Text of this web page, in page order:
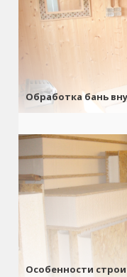
Обработка бань
Особенности